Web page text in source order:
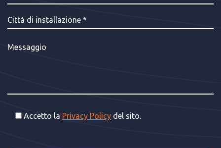
Accetto la Privacy Policy del sito.